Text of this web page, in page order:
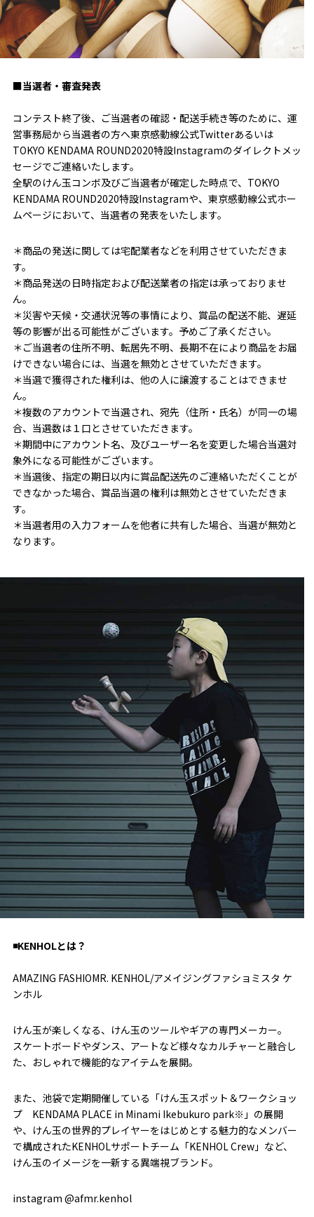
■当選者・審査発表
コンテスト終了後、ご当選者の確認・配送手続き等のために、運
営事務局から当選者の方へ東京感動線公式Twitterあるいは
TOKYO KENDAMA ROUND2020特設Instagramのダイレクトメッ
セージでご連絡いたします。
全駅のけん玉コンボ及びご当選者が確定した時点で、TOKYO
KENDAMA ROUND2020特設Instagramや、東京感動線公式ホー
ムページにおいて、当選者の発表をいたします。
＊商品の発送に関しては宅配業者などを利用させていただきま
す。
＊商品発送の日時指定および配送業者の指定は承っておりませ
ん。
＊災害や天候・交通状況等の事情により、賞品の配送不能、遅延
等の影響が出る可能性がございます。予めご了承ください。
＊ご当選者の住所不明、転居先不明、長期不在により商品をお届
けできない場合には、当選を無効とさせていただきます。
＊当選で獲得された権利は、他の人に譲渡することはできませ
ん。
＊複数のアカウントで当選され、宛先（住所・氏名）が同一の場
合、当選数は１口とさせていただきます。
＊期間中にアカウント名、及びユーザー名を変更した場合当選対
象外になる可能性がございます。
＊当選後、指定の期日以内に賞品配送先のご連絡いただくことが
できなかった場合、賞品当選の権利は無効とさせていただきま
す。
＊当選者用の入力フォームを他者に共有した場合、当選が無効と
なります。
◾️KENHOLとは？
AMAZING FASHIOMR. KENHOL/アメイジングファショミスタ ケ
ンホル
けん玉が楽しくなる、けん玉のツールやギアの専門メーカー。
スケートボードやダンス、アートなど様々なカルチャーと融合し
た、おしゃれで機能的なアイテムを展開。
また、池袋で定期開催している「けん玉スポット＆ワークショッ
プ KENDAMA PLACE in Minami Ikebukuro park※」の展開
や、けん玉の世界的プレイヤーをはじめとする魅力的なメンバー
で構成されたKENHOLサポートチーム「KENHOL Crew」など、
けん玉のイメージを一新する異端視ブランド。
instagram @afmr.kenhol